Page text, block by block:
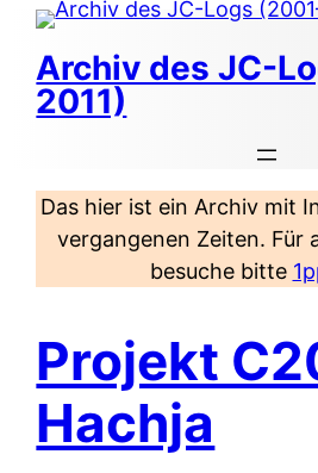
Zum
Inhalt
springen
Archiv des JC-
2011)
Das hier ist ein Archiv mit
vergangenen Zeiten. Für
besuche bitte
Projekt
Hachja